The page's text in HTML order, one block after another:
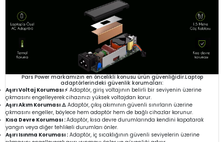
Pars Power markamızın en öncelikli konusu ürün güvenliğidir.Laptop
adaptörlerindeki güvenlik korumaları:
Aşırı Voltaj Koruması ⚡ Adaptör, giriş voltajının belirli bir seviyenin üzerine
çıkmasını engelleyerek cihazınızı yüksek voltajdan korur.
Aşırı Akım Koruması ⚠️Adaptör, çıkış akımının güvenli sınırların üzerine
çıkmasını engeller, böylece hem adaptör hem de bağlı cihazlar korunur.
Kısa Devre Koruması :Adaptör, kısa devre durumlarında kendini kapatarak
yangın veya diğer tehlikeli durumları önler.
Aşırı Isınma Koruması : Adaptör, iç sıcaklığının güvenli seviyelerin üzerine